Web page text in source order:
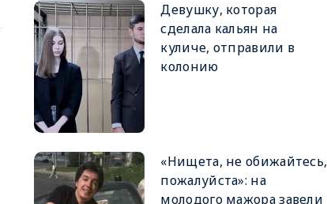
Девушку, которая
сделала кальян на
куличе, отправили в
колонию
«Нищета, не обижайтесь,
пожалуйста»: на
молодого мажора завели